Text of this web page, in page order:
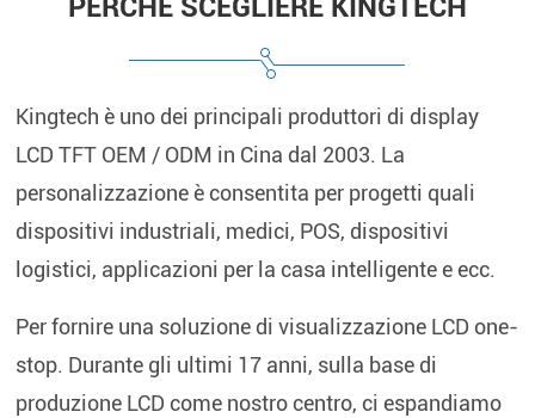
PERCHÉ SCEGLIERE KINGTECH
Kingtech è uno dei principali produttori di display
LCD TFT OEM / ODM in Cina dal 2003. La
personalizzazione è consentita per progetti quali
dispositivi industriali, medici, POS, dispositivi
logistici, applicazioni per la casa intelligente e ecc.
Per fornire una soluzione di visualizzazione LCD one-
stop. Durante gli ultimi 17 anni, sulla base di
produzione LCD come nostro centro, ci espandiamo